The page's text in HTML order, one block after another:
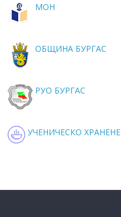
МОН
ОБЩИНА БУРГАС
РУО БУРГАС
УЧЕНИЧЕСКО ХРАНЕНЕ